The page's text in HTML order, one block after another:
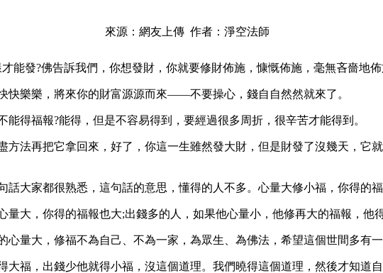
來源：網友上傳 作者：淨空法師
發?佛告訴我們，你想發財，你就要修財佈施，慷慨佈施，毫無吝嗇地
樂樂，將來你的財富源源而來——不要操心，錢自自然然就來了。
福報?能得，但是不容易得到，要經過很多周折，很辛苦才能得到。
法再把它拿回來，好了，你這一生雖然發大財，但是財發了沒幾天，它
大家都很熟悉，這句話的意思，懂得的人不多。心量大修小福，你得的
大，你得的福報也大;出錢多的人，如果他心量小，他修再大的福報，他
大，修福不為自己、不為一家，為眾生、為佛法，希望這個世間多有
福，出錢少他就得小福，沒這個道理。我們曉得這個道理，然後才知道